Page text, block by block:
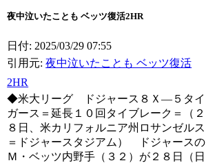
夜中泣いたことも ベッツ復活2HR
日付: 2025/03/29 07:55
引用元:夜中泣いたことも ベッツ復活
2HR
◆米大リーグ ドジャース８Ｘ―５タイ
ガース＝延長１０回タイブレーク＝（２
８日、米カリフォルニア州ロサンゼルス
＝ドジャースタジアム） ドジャースの
Ｍ・ベッツ内野手（３２）が２８日（日